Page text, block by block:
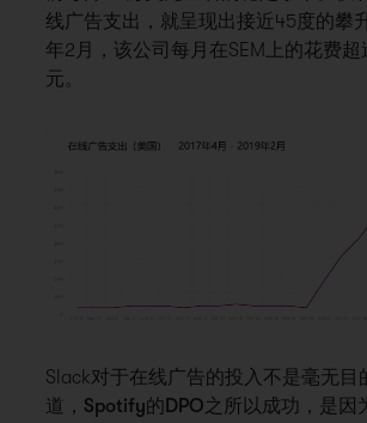
线广告支出，就呈现出接近45度的攀
年2月，该公司每月在SEM上的花费
元。
Slack对于在线广告的投入不是毫无目
道， Spotify的DPO之所以成功，是因